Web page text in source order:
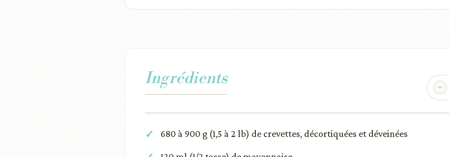
Ingrédients
680 à 900 g (1,5 à 2 lb) de crevettes, décortiquées et déveinées